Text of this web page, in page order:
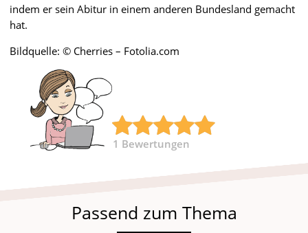
indem er sein Abitur in einem anderen Bundesland gemacht
hat.
Bildquelle: © Cherries – Fotolia.com
1 Bewertungen
Passend zum Thema